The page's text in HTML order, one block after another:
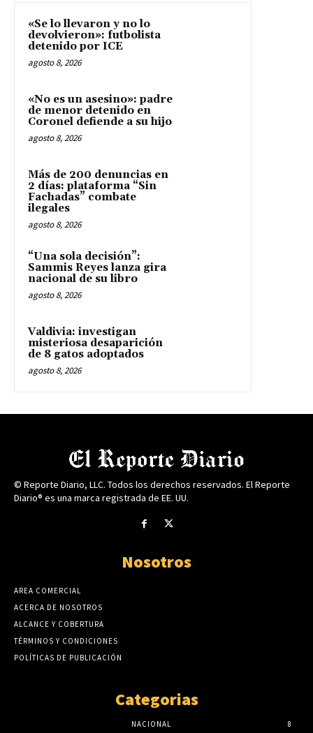
«Se lo llevaron y no lo
devolvieron»: futbolista
detenido por ICE
agosto 8, 2026
«No es un asesino»: padre
de menor detenido en
Coronel defiende a su hijo
agosto 8, 2026
Más de 200 denuncias en
2 días: plataforma “Sin
Fachadas” combate
ilegales
agosto 8, 2026
“Una sola decisión”:
Sammis Reyes lanza gira
nacional de su libro
agosto 8, 2026
Valdivia: investigan
misteriosa desaparición
de 8 gatos adoptados
agosto 8, 2026
© Reporte Diario, LLC. Todos los derechos reservados. El Reporte
Diario® es una marca registrada de EE. UU.
Nosotros
AREA COMERCIAL
ACERCA DE NOSOTROS
ALCANCE Y COBERTURA
TÉRMINOS Y CONDICIONES
POLÍTICAS DE PUBLICACIÓN
Categorias
NACIONAL 8